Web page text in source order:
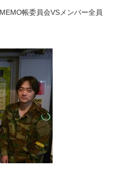
帳委員会VSメンバー全員